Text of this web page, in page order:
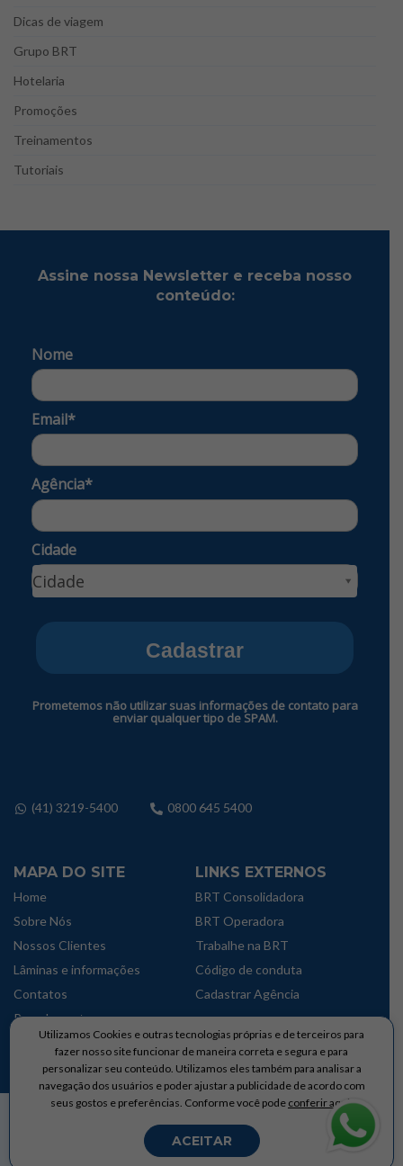
Dicas de viagem
Grupo BRT
Hotelaria
Promoções
Treinamentos
Tutoriais
Assine nossa Newsletter e receba nosso
conteúdo:
Nome
Email*
Agência*
Cidade
Cidade
Cidade
Cadastrar
Prometemos não utilizar suas informações de contato para
enviar qualquer tipo de SPAM.
(41) 3219-5400 0800 645 5400
MAPA DO SITE
Home
Sobre Nós
Nossos Clientes
Lâminas e informações
Contatos
Parcelamentos
Política de privacidade
LINKS EXTERNOS
BRT Consolidadora
BRT Operadora
Trabalhe na BRT
Código de conduta
Cadastrar Agência
Brementur Agencia de Turismo Ltda © Copyright 2024 – Todos os direitos
Desenvolvido porJuCamillo Web Co.
Utilizamos Cookies e outras tecnologias próprias e de terceiros para
fazer nosso site funcionar de maneira correta e segura e para
personalizar seu conteúdo. Utilizamos eles também para analisar a
navegação dos usuários e poder ajustar a publicidade de acordo com
seus gostos e preferências. Conforme você pode conferir aqui.
ACEITAR